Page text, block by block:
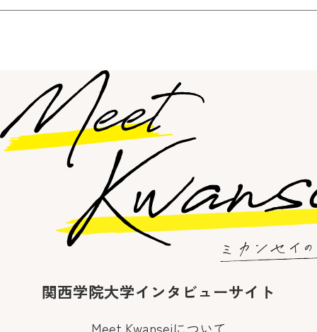
関西学院大学インタビューサイト